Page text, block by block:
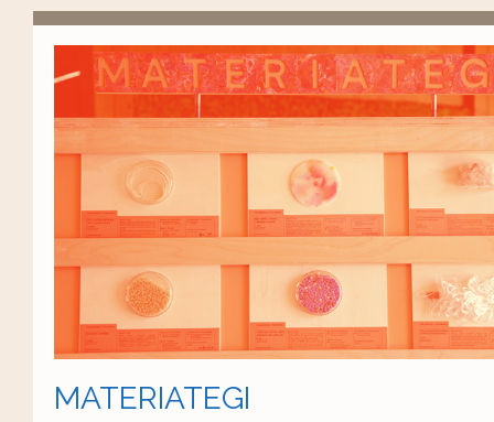
MATERIATEGI